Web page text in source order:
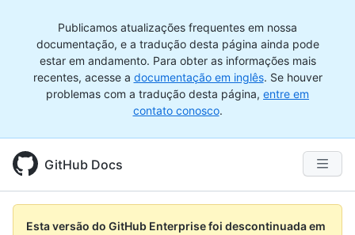
Publicamos atualizações frequentes em nossa
documentação, e a tradução desta página ainda pode
estar em andamento. Para obter as informações mais
recentes, acesse a documentação em inglês. Se houver
problemas com a tradução desta página, entre em
contato conosco.
GitHub Docs
Esta versão do GitHub Enterprise foi descontinuada em